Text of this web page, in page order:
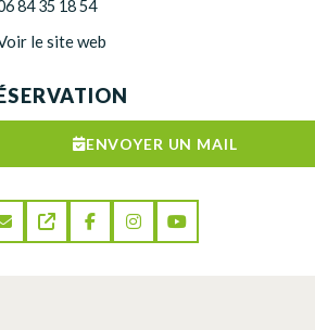
84 35 18 54
le site web
ENVOYER UN MAIL